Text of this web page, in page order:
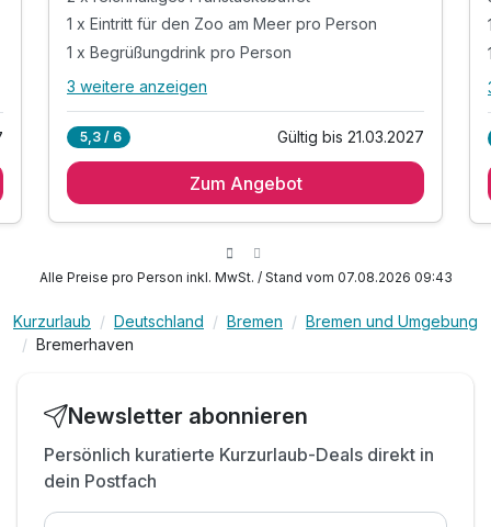
1 x Eintritt für den Zoo am Meer pro Person
1 x Begrüßungdrink pro Person
Alle Inklusivleistungen
2 x reichhaltiges Frühstücksbuffet
inkl. Parkplatz am Hotel
exkl. Citytax
3 weitere anzeigen
5,3 / 6 Gültig bis 21.03.2027
Zum Angebot
Alle Preise pro Person inkl. MwSt. / Stand vom 07.08.2026 09:43
Kurzurlaub Deutschland Bremen
Bremen und Umgebung
Bremerhaven
Newsletter abonnieren
Persönlich kuratierte Kurzurlaub-Deals direkt in
dein Postfach